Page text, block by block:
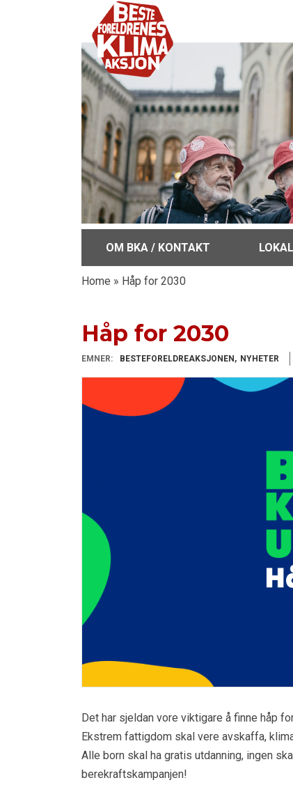
OM BKA / KONTAKT
Home » Håp for 2030
Håp for 2030
EMNER: BESTEFORELDREAKSJONEN NYHETER
Det har sjeldan vore viktigare å finne håp
Ekstrem fattigdom skal vere avskaffa,
Alle born skal ha gratis utdanning, ingen
berekraftskampanjen!